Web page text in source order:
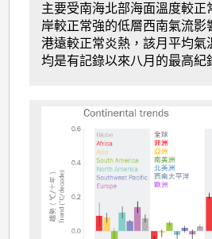
主要受南海北部海面溫度較正
岸較正常強的低層西南氣流影
港遠較正常炎熱，該月平均氣
均是有記錄以來八月的最高紀